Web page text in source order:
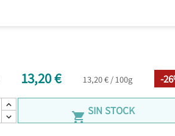
13,20 € 13,20 € / 100g -
 SIN STOCK